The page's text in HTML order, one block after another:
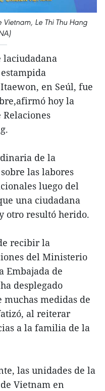
Le Thi Thu Hang
laciudadana
en Seúl, fue
hoy la
de la
las labores
luego del
una ciudadana
otro resultó herido.
recibir la
del Ministerio
Embajada de
desplegado
medidas de
al reiterar
a la familia de la
las unidades de la
Vietnam en